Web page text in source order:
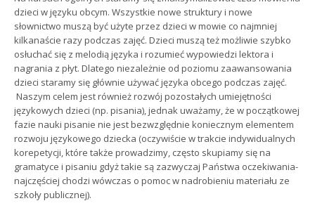
dzieci w języku obcym. Wszystkie nowe struktury i nowe
słownictwo muszą być użyte przez dzieci w mowie co najmniej
kilkanaście razy podczas zajęć. Dzieci muszą też możliwie szybko
osłuchać się z melodią języka i rozumieć wypowiedzi lektora i
nagrania z płyt. Dlatego niezależnie od poziomu zaawansowania
dzieci staramy się głównie używać języka obcego podczas zajęć.
Naszym celem jest również rozwój pozostałych umiejętności
językowych dzieci (np. pisania), jednak uważamy, że w początkowej
fazie nauki pisanie nie jest bezwzględnie koniecznym elementem
rozwoju językowego dziecka (oczywiście w trakcie indywidualnych
korepetycji, które także prowadzimy, często skupiamy się na
gramatyce i pisaniu gdyż takie są zazwyczaj Państwa oczekiwania-
najczęściej chodzi wówczas o pomoc w nadrobieniu materiału ze
szkoły publicznej).